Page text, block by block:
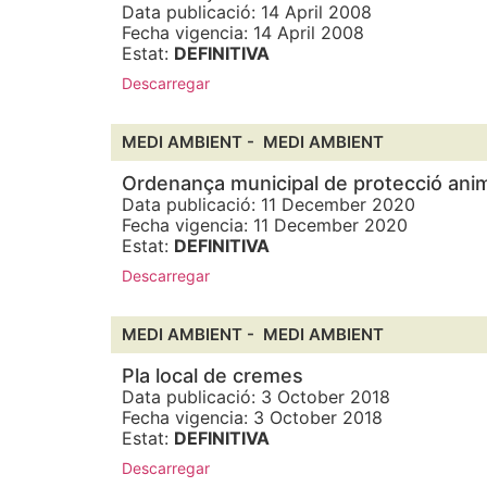
Data publicació: 14 April 2008
Fecha vigencia: 14 April 2008
Estat: DEFINITIVA
Descarregar
MEDI AMBIENT - MEDI AMBIENT
Ordenança municipal de protecció
Data publicació: 11 December 2020
Fecha vigencia: 11 December 2020
Estat: DEFINITIVA
Descarregar
MEDI AMBIENT - MEDI AMBIENT
Pla local de cremes
Data publicació: 3 October 2018
Fecha vigencia: 3 October 2018
Estat: DEFINITIVA
Descarregar